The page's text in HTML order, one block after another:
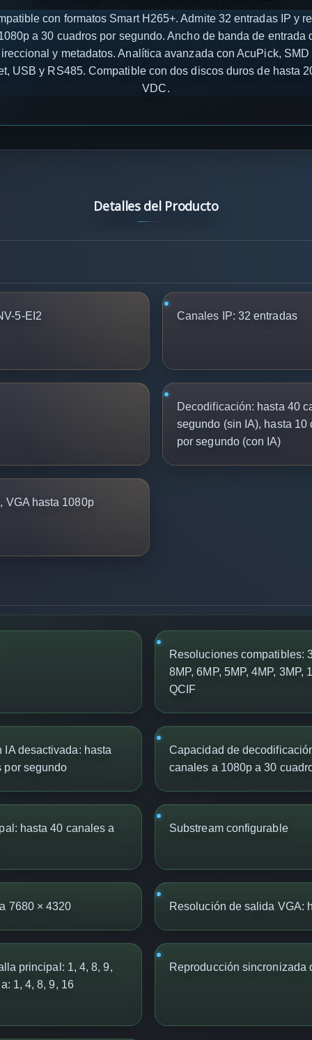
con formatos Smart H265+. Admite 32 entradas IP y
a 30 cuadros por segundo. Ancho de banda de
y metadatos. Analítica avanzada con AcuPick,
USB y RS485. Compatible con dos discos duros de hasta
VDC.
Detalles del Producto
5-EI2 Canales IP: 32 entradas
Decodificación: hasta 40
segundo (sin IA), hasta
por segundo (con IA)
VGA hasta 1080p
Resoluciones compatibles:
8MP, 6MP, 5MP, 4MP, 3MP,
QCIF
desactivada: hasta
por segundo
Capacidad de
canales a 1080p a 30
hasta 40 canales a
Substream configurable
7680 × 4320 Resolución de salida VGA:
principal: 1, 4, 8, 9,
1, 4, 8, 9, 16
Reproducción sincronizada